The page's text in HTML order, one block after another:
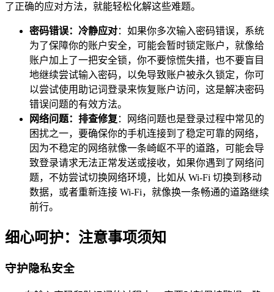
了正确的应对方法，就能轻松化解这些难题。
密码错误：冷静应对：如果你多次输入密码错误，系统
为了保障你的账户安全，可能会暂时锁定账户，就像给
账户加上了一把安全锁，你不要惊慌失措，也不要盲目
地继续尝试输入密码，以免导致账户被永久锁定，你可
以尝试使用助记词登录来恢复账户访问，这是解决密码
错误问题的有效方法。
网络问题：排查修复 ：网络问题也是登录过程中常见的
困扰之一，要确保你的手机连接到了稳定可靠的网络，
因为不稳定的网络就像一条崎岖不平的道路，可能会导
致登录请求无法正常发送或接收，如果你遇到了网络问
题，不妨尝试切换网络环境，比如从 Wi-Fi 切换到移动
数据，或者重新连接 Wi-Fi，就像换一条畅通的道路继续
前行。
细心呵护：注意事项须知
守护隐私安全